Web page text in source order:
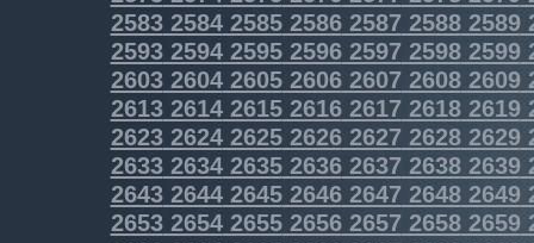
25832584258525862587 25882589
2593259425952596259725982599
2603260426052606260726082609
26132614261526162617 26182619
26232624262526262627 26282629
26332634263526362637 26382639
26432644264526462647 26482649
26532654265526562657 26582659